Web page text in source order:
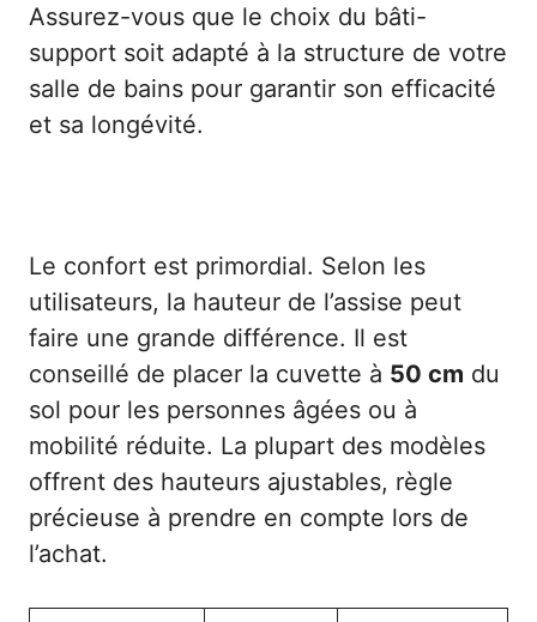
Assurez-vous que le choix du bâti-
support soit adapté à la structure de votre
salle de bains pour garantir son efficacité
et sa longévité.
Le confort est primordial. Selon les
utilisateurs, la hauteur de l’assise peut
faire une grande différence. Il est
conseillé de placer la cuvette à 50 cm du
sol pour les personnes âgées ou à
mobilité réduite. La plupart des modèles
offrent des hauteurs ajustables, règle
précieuse à prendre en compte lors de
l’achat.